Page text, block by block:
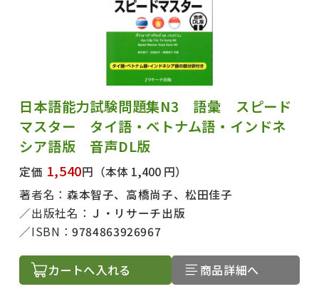
日本語能力試験問題集N3 語彙 スピード
マスター タイ語・ベトナム語・インドネ
シア語版 音声DL版
定価 1,540円 （本体 1,400 円）
著者名： 森本智子、高橋尚子、松田佳子
出版社名： Ｊ・リサーチ出版
ISBN：9784863926967
カートへ入れる 商品詳細へ